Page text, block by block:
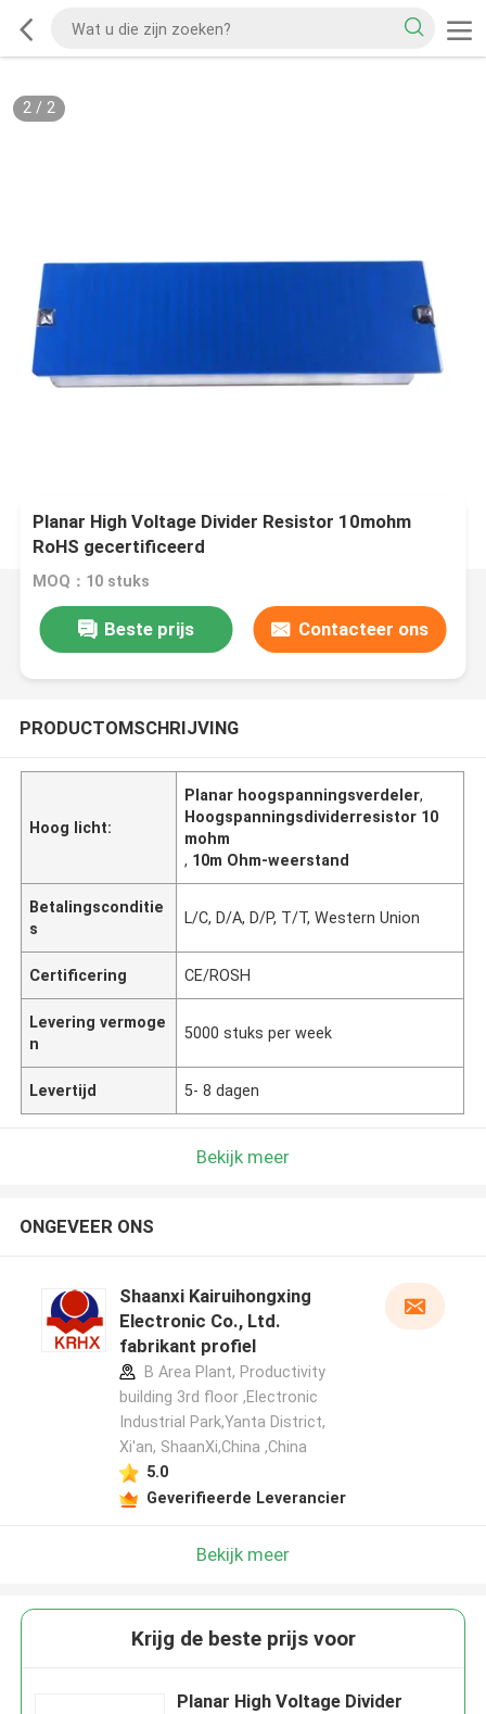
2/ 2
Planar High Voltage Divider Resistor 10mohm
RoHS gecertificeerd
MOQ：10 stuks
Beste prijs Contacteer ons
PRODUCTOMSCHRIJVING
Hoog licht:
Planar hoogspanningsverdeler,
Hoogspanningsdividerresistor 10
mohm
, 10m Ohm-weerstand
Betalingsconditie
s
L/C, D/A, D/P, T/T, Western Union
Certificering CE/ROSH
Levering vermoge
n
5000 stuks per week
Levertijd 5- 8 dagen
Bekijk meer
ONGEVEER ONS
Shaanxi Kairuihongxing
Electronic Co., Ltd.
fabrikant profiel
B Area Plant, Productivity
building 3rd floor ,Electronic
Industrial Park,Yanta District,
Xi'an, ShaanXi,China ,China
5.0
Geverifieerde Leverancier
Bekijk meer
Krijg de beste prijs voor
Planar High Voltage Divider